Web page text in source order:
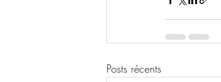
Posts récents